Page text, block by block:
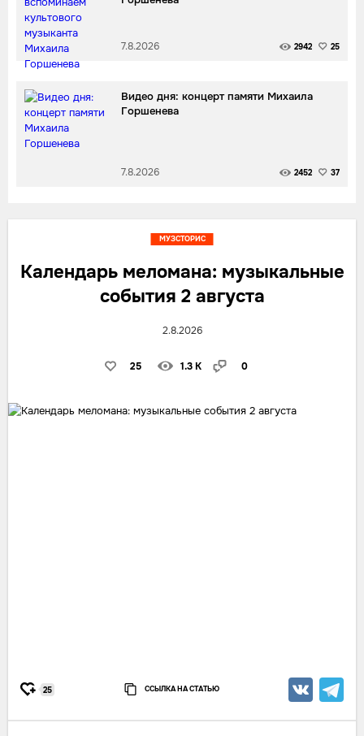
7.8.2026 2942 25
Видео дня: концерт памяти Михаила
Горшенева
7.8.2026 2452 37
Календарь меломана: музыкальные
события 2 августа
2.8.2026
25 1.3 K 0
МУЗСТОРИС
25 ССЫЛКА НА СТАТЬЮ